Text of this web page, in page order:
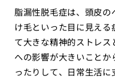
脂漏性脱毛症は、頭皮
け毛といった目に見え
て大きな精神的ストレ
への影響が大きいこと
ったりして、日常生活